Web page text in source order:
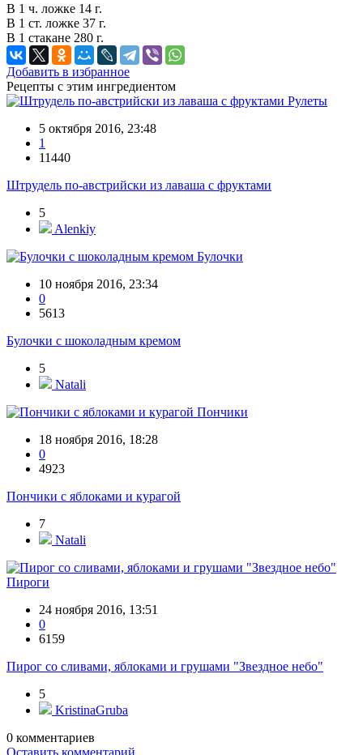
В 1 ч. ложке 14 г.
В 1 ст. ложке 37 г.
В 1 стакане 280 г.
Добавить в избранное
Рецепты с этим ингредиентом
Рулеты
5 октября 2016, 23:48
1
11440
Штрудель по-австрийски из лаваша с фруктами
5
Alenkiy
Булочки
10 ноября 2016, 23:34
0
5613
Булочки с шоколадным кремом
5
Natali
Пончики
18 ноября 2016, 18:28
0
4923
Пончики с яблоками и курагой
7
Natali
Пироги
24 ноября 2016, 13:51
0
6159
Пирог со сливами, яблоками и грушами "Звездное небо"
5
KristinaGruba
0 комментариев
Оставить комментарий